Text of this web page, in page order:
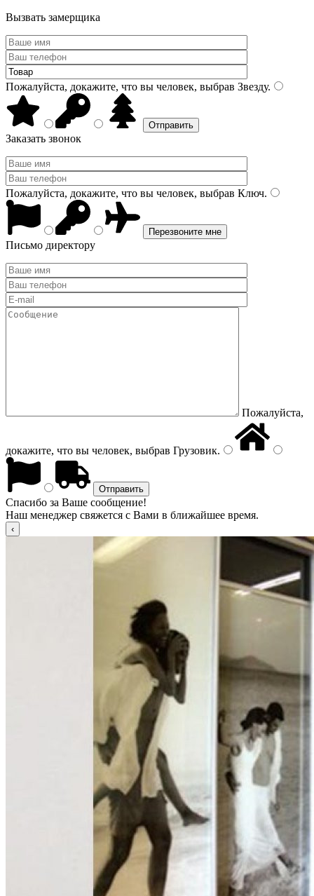
Вызвать замерщика
Пожалуйста, докажите, что вы человек, выбрав Звезду.
Заказать звонок
Пожалуйста, докажите, что вы человек, выбрав Ключ.
Письмо директору
Пожалуйста,
докажите, что вы человек, выбрав Грузовик.
Спасибо за Ваше сообщение!
Наш менеджер свяжется с Вами в ближайшее время.